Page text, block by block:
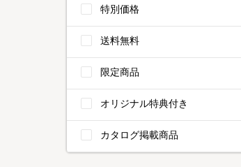
特別価格
送料無料
限定商品
オリジナル特典付き
カタログ掲載商品